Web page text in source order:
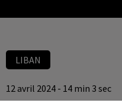
LIBAN
12 avril 2024 - 14 min 3 sec